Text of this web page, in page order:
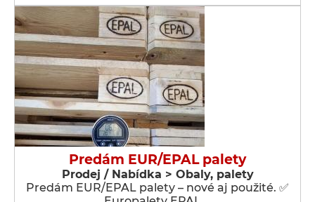
Predám EUR/EPAL palety
Prodej / Nabídka > Obaly, palety
Predám EUR/EPAL palety – nové aj použité. ✅